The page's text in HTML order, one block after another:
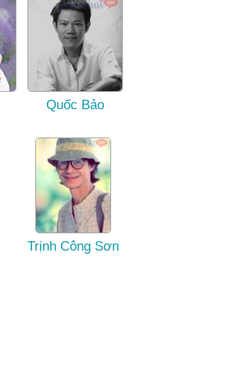
Quốc Bảo
Trịnh Công Sơn